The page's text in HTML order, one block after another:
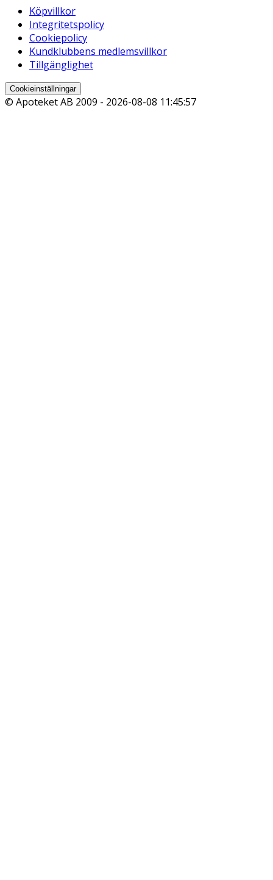
Köpvillkor
Integritetspolicy
Cookiepolicy
Kundklubbens medlemsvillkor
Tillgänglighet
Cookieinställningar
© Apoteket AB 2009 - 2026-08-08 11:45:57